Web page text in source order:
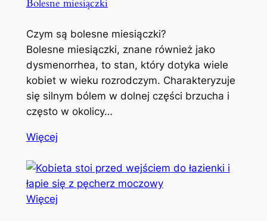
Bolesne miesiączki
Czym są bolesne miesiączki?
Bolesne miesiączki, znane również jako
dysmenorrhea, to stan, który dotyka wiele
kobiet w wieku rozrodczym. Charakteryzuje
się silnym bólem w dolnej części brzucha i
często w okolicy…
Więcej
Więcej